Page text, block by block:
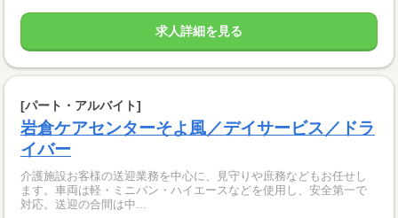
求人詳細を見る
[パート・アルバイト]
岩倉ケアセンターそよ風／デイサービス／ドラ
イバー
介護施設お客様の送迎業務を中心に、見守りや庶務などもお任せし
ます。車両は軽・ミニバン・ハイエースなどを使用し、安全第一で
対応。送迎の合間は中...